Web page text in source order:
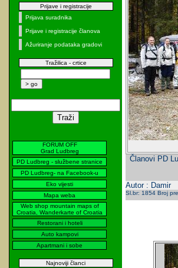
Prijave i registracije
Prijava suradnika
Prijave i registracije članova
Ažuriranje podataka gradovi
Tražilica - crtice
FORUM OFF
Grad Ludbreg
PD Ludbreg - službene stranice
PD Ludbreg- na Facebook-u
Eko vijesti
Mapa weba
Web shop mountain maps of
Croatia, Wanderkarte of Croatia
Restorani i hoteli
Auto kampovi
Apartmani i sobe
Najnoviji članci
Članovi PD
Autor : Damir
Sl.br: 1854 Broj